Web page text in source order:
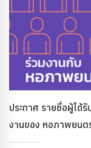
ประกาศ รายชื่อผู้ได้
งานของ หอภาพยนต